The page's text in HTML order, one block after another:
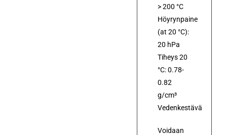
> 200 °C
Höyrynpaine
(at 20 °C):
20 hPa
Tiheys 20
°C: 0.78-
0.82
g/cm³
Vedenkestävä
Voidaan